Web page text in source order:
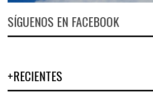
SÍGUENOS EN FACEBOOK
+RECIENTES